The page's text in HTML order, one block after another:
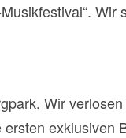
Wir
Wir
exklusiven